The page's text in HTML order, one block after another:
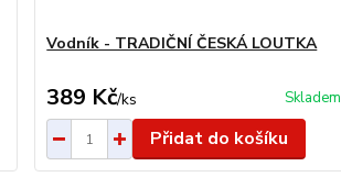
Vodník - TRADIČNÍ ČESKÁ LOUTKA
389 Kč/ks Skladem
Přidat do košíku